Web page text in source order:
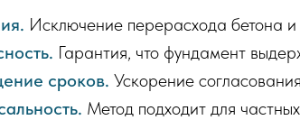
Исключение перерасхода бетона
Гарантия, что фундамент
сроков. Ускорение
Метод подходит для